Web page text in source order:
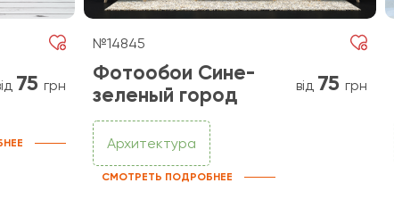
75 грн
№14845
Фотообои Сине-
зеленый город
від 75 грн
Архитектура
СМОТРЕТЬ ПОДРОБНЕЕ